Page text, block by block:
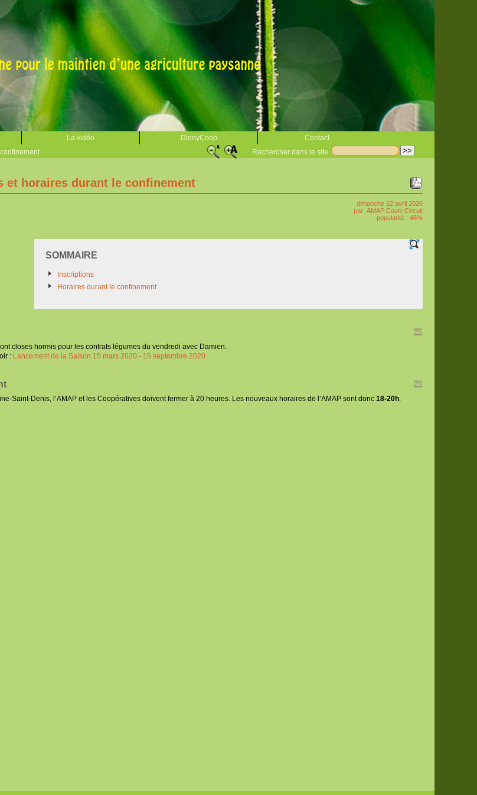
La vidéo DionyCoop
Contact
Rechercher dans le site
et horaires durant le confinement
dimanche 12 avril 2020
par AMAP Court-Circuit
popularité : 46%
SOMMAIRE
Inscriptions
Horaires durant le confinement
closes hormis pour les contrats légumes du vendredi avec Damien.
: Lancement de la Saison 15 mars 2020 - 15 septembre 2020
Saint-Denis, l’AMAP et les Coopératives doivent fermer à 20 heures. Les nouveaux horaires de l’AMAP sont donc 18-20h